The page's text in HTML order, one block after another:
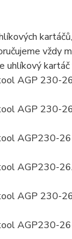
vždy
AGP 230-
AGP 230-
AGP230-
AGP230-
AGP 230-
AGP230-